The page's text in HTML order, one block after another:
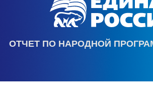
ОТЧЕТ ПО НАРОДНОЙ